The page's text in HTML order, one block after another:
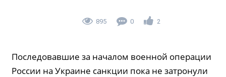
895 0 2
Последовавшие за началом военной операции
России на Украине санкции пока не затронули